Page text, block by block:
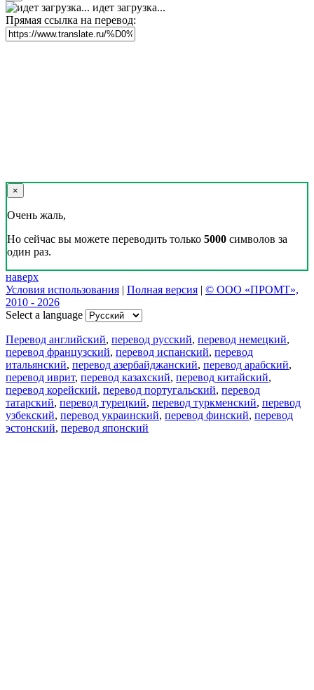
идет загрузка...
Прямая ссылка на перевод:
×
Очень жаль,
Но сейчас вы можете переводить только 5000 символов за
один раз.
наверх
Условия использования | Полная версия | © ООО «ПРОМТ»,
2010 - 2026
Select a language
Перевод английский, перевод русский, перевод немецкий,
перевод французский, перевод испанский, перевод
итальянский, перевод азербайджанский, перевод арабский,
перевод иврит, перевод казахский, перевод китайский,
перевод корейский, перевод португальский, перевод
татарский, перевод турецкий, перевод туркменский, перевод
узбекский, перевод украинский, перевод финский, перевод
эстонский, перевод японский